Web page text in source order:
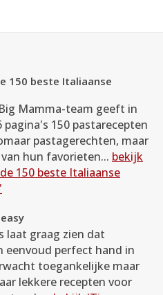
150 beste Italiaanse
Mamma-team geeft in
pagina's 150 pastarecepten
pastagerechten, maar
hun favorieten... bekijk
150 beste Italiaanse
laat graag zien dat
eenvoud perfect hand in
toegankelijke maar
lekkere recepten voor